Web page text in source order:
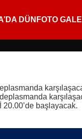
DÜN FOTO
20.00’de başlayacak.